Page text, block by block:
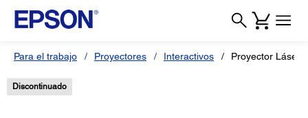
Para el trabajo Proyectores Interactivos Proyector Láser
Discontinuado